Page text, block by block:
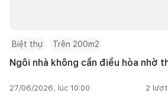
Biệt thự Trên 200m2
Ngôi nhà không cần điều hòa nhờ
27/06/2026, lúc 10:00 2